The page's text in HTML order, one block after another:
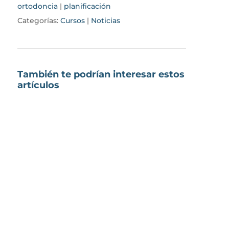
ortodoncia| planificación
Categorías: Cursos| Noticias
También te podrían interesar estos
artículos